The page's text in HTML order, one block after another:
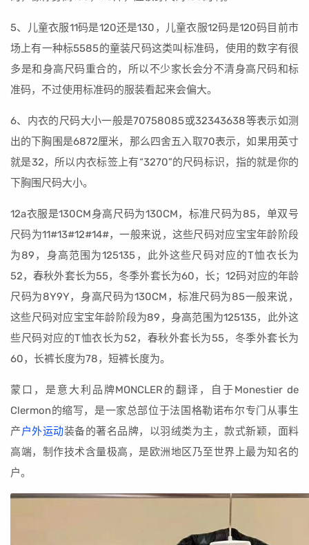
5、儿童衣服11码是120还是130，儿童衣服12码是120码目前市
场上有一种标5585的童装尺码这类叫标准码，使用的数字有很
多是和身高尺码重合的，所以不少家长会分不清身高尺码和标
准码，不过使用标准码的服装看起来会偏大。
6、内衣的尺码大小一般是70758085或32343638等表示如测
出的下胸围是6872厘米，那么四舍五入取70表示，如果用英寸
就是32，所以内衣标签上有“3270”的尺码标识，指的就是你的
下胸围尺码大小。
12a衣服是130CM身高尺码为130CM，标准尺码为85，单双号
尺码为11#13#12#14#，一般来说，这些尺码对应宝宝年龄阶段
为89，身高范围为125135，此外这些尺码对应的T恤衣长为
52，春秋外套长为55，冬季外套长为60，长；12码对应的年龄
尺码为8Y9Y，身高尺码为130CM，标准尺码为85一般来说，
这些尺码对应宝宝年龄阶段为89，身高范围为125135，此外这
些尺码对应的T恤衣长为52，春秋外套长为55，冬季外套长为
60，长裤长度为78，短裤长度为。
蒙口，是意大利品牌MONCLER的翻译，自于Monestier de
Clermon的缩写，是一家总部位于法国格勒诺布尔专门从事生
产户外运动装备的著名品牌，以羽绒类为主，款式新颖，面料
高端，制作技术含量极高，是欧洲地区乃至世界上最为知名的
户。